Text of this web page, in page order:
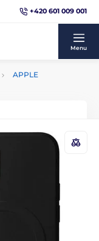
+420 601 009 001
Menu
APPLE